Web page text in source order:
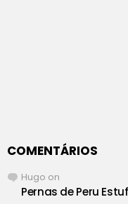
COMENTÁRIOS
Hugo on
Pernas de Peru